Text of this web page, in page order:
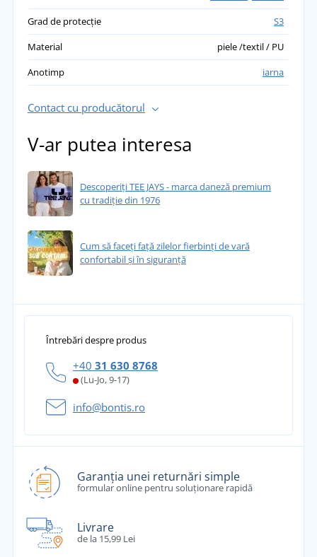
Grad de protecție
S3
Material
piele /textil / PU
Anotimp
iarna
Contact cu producătorul
V-ar putea interesa
Descoperiți TEE JAYS - marca daneză premium
cu tradiție din 1976
Cum să faceți față zilelor fierbinți de vară
confortabil și în siguranță
Întrebări despre produs
+40 31 630 8768
(Lu-Jo, 9-17)
info@bontis.ro
Garanția unei returnări simple
formular online pentru soluționare rapidă
Livrare
de la 15,99 Lei